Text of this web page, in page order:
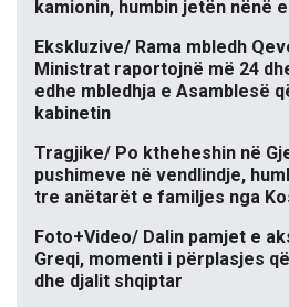
kamionin, humbin jetën nënë
Ekskluzive/ Rama mbledh
Ministrat raportojnë më 24
edhe mbledhja e Asamblesë
kabinetin
Tragjike/ Po ktheheshin në
pushimeve në vendlindje,
tre anëtarët e familjes nga
Foto+Video/ Dalin pamjet e
Greqi, momenti i përplasjes
dhe djalit shqiptar